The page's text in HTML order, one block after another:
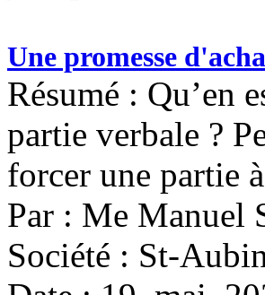
Une promesse
Résumé : Qu’en
partie verbale ?
forcer une partie
Par : Me Manuel
Société : St-